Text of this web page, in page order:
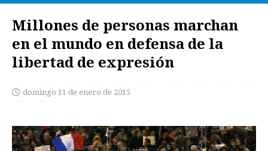
Millones de personas marchan
en el mundo en defensa de la
libertad de expresión
domingo 11 de enero de 2015